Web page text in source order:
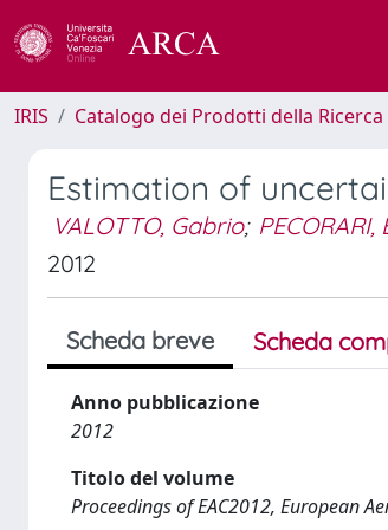
IRIS Catalogo dei Prodotti della Ricerca
Estimation of
VALOTTO, Gabrio; PECORARI,
2012
Scheda breve Scheda
Anno pubblicazione
2012
Titolo del volume
Proceedings of EAC2012, European